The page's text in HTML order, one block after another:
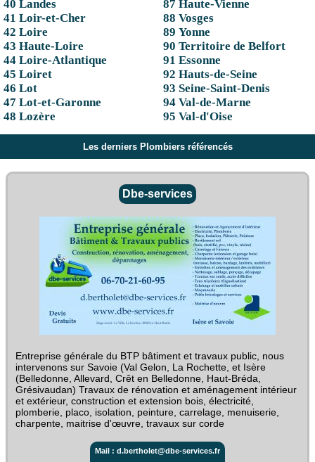
40 Landes
41 Loir-et-Cher
42 Loire
43 Haute-Loire
44 Loire-Atlantique
45 Loiret
46 Lot
47 Lot-et-Garonne
48 Lozère
87 Haute-Vienne
88 Vosges
89 Yonne
90 Territoire de Belfort
91 Essonne
92 Hauts-de-Seine
93 Seine-Saint-Denis
94 Val-de-Marne
95 Val-d'Oise
Les derniers Plombiers référencés
Dbe-services
Entreprise générale du BTP bâtiment et travaux public, nous
intervenons sur Savoie (Val Gelon, La Rochette, et Isère
(Belledonne, Allevard, Crêt en Belledonne, Haut-Bréda,
Grésivaudan) Travaux de rénovation et aménagement intérieur
et extérieur, construction et extension bois, électricité,
plomberie, placo, isolation, peinture, carrelage, menuiserie,
charpente, maitrise d'œuvre, travaux sur corde
Mail : d.bertholet@dbe-services.fr